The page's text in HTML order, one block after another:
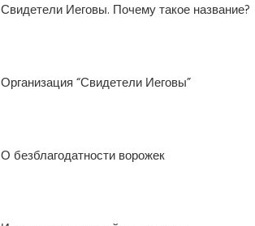
Свидетели Иеговы. Почему такое название?
Организация “Свидетели Иеговы”
О безблагодатности ворожек